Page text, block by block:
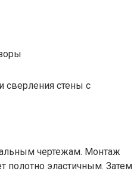
стены с
чертежам. Монтаж
полотно эластичным. Затем